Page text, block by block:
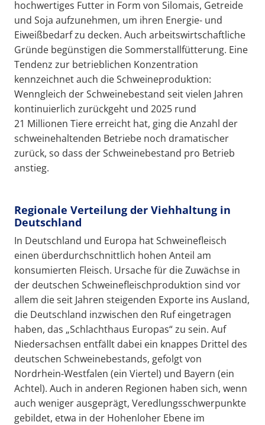
hochwertiges Futter in Form von Silomais, Getreide
und Soja aufzunehmen, um ihren Energie- und
Eiweißbedarf zu decken. Auch arbeitswirtschaftliche
Gründe begünstigen die Sommerstallfütterung. Eine
Tendenz zur betrieblichen Konzentration
kennzeichnet auch die Schweineproduktion:
Wenngleich der Schweinebestand seit vielen Jahren
kontinuierlich zurückgeht und 2025 rund
21 Millionen Tiere erreicht hat, ging die Anzahl der
schweinehaltenden Betriebe noch dramatischer
zurück, so dass der Schweinebestand pro Betrieb
anstieg.
Regionale Verteilung der Viehhaltung in
Deutschland
In Deutschland und Europa hat Schweinefleisch
einen überdurchschnittlich hohen Anteil am
konsumierten Fleisch. Ursache für die Zuwächse in
der deutschen Schweinefleischproduktion sind vor
allem die seit Jahren steigenden Exporte ins Ausland,
die Deutschland inzwischen den Ruf eingetragen
haben, das „Schlachthaus Europas“ zu sein. Auf
Niedersachsen entfällt dabei ein knappes Drittel des
deutschen Schweinebestands, gefolgt von
Nordrhein-Westfalen (ein Viertel) und Bayern (ein
Achtel). Auch in anderen Regionen haben sich, wenn
auch weniger ausgeprägt, Veredlungsschwerpunkte
gebildet, etwa in der Hohenloher Ebene im